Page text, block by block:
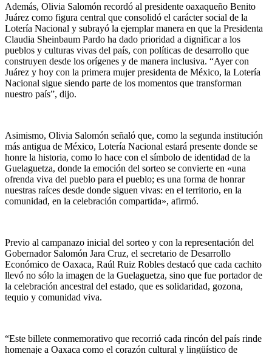
Además, Olivia Salomón recordó al presidente oaxaqueño Benito
Juárez como figura central que consolidó el carácter social de la
Lotería Nacional y subrayó la ejemplar manera en que la Presidenta
Claudia Sheinbaum Pardo ha dado prioridad a dignificar a los
pueblos y culturas vivas del país, con políticas de desarrollo que
construyen desde los orígenes y de manera inclusiva. “Ayer con
Juárez y hoy con la primera mujer presidenta de México, la Lotería
Nacional sigue siendo parte de los momentos que transforman
nuestro país”, dijo.
Asimismo, Olivia Salomón señaló que, como la segunda institución
más antigua de México, Lotería Nacional estará presente donde se
honre la historia, como lo hace con el símbolo de identidad de la
Guelaguetza, donde la emoción del sorteo se convierte en «una
ofrenda viva del pueblo para el pueblo; es una forma de honrar
nuestras raíces desde donde siguen vivas: en el territorio, en la
comunidad, en la celebración compartida», afirmó.
Previo al campanazo inicial del sorteo y con la representación del
Gobernador Salomón Jara Cruz, el secretario de Desarrollo
Económico de Oaxaca, Raúl Ruiz Robles destacó que cada cachito
llevó no sólo la imagen de la Guelaguetza, sino que fue portador de
la celebración ancestral del estado, que es solidaridad, gozona,
tequio y comunidad viva.
“Este billete conmemorativo que recorrió cada rincón del país rinde
homenaje a Oaxaca como el corazón cultural y lingüístico de